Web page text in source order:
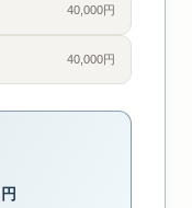
40,000円
40,000円
円